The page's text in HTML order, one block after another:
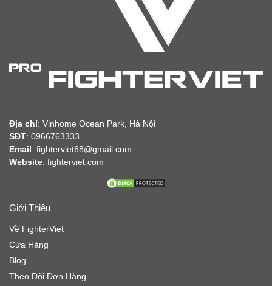
Địa chỉ: Vinhome Ocean Park, Hà Nội
SĐT: 0966763333
Email: fighterviet68@gmail.com
Website: fighterviet.com
Giới Thiệu
Về FighterViet
Cửa Hàng
Blog
Theo Dõi Đơn Hàng